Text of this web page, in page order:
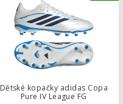
Dětské kopačky adidas Copa
Pure IV League FG